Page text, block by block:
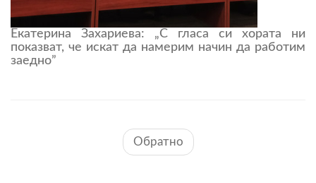
Екатерина Захариева: „С гласа си хората ни
показват, че искат да намерим начин да работим
заедно”
Обратно